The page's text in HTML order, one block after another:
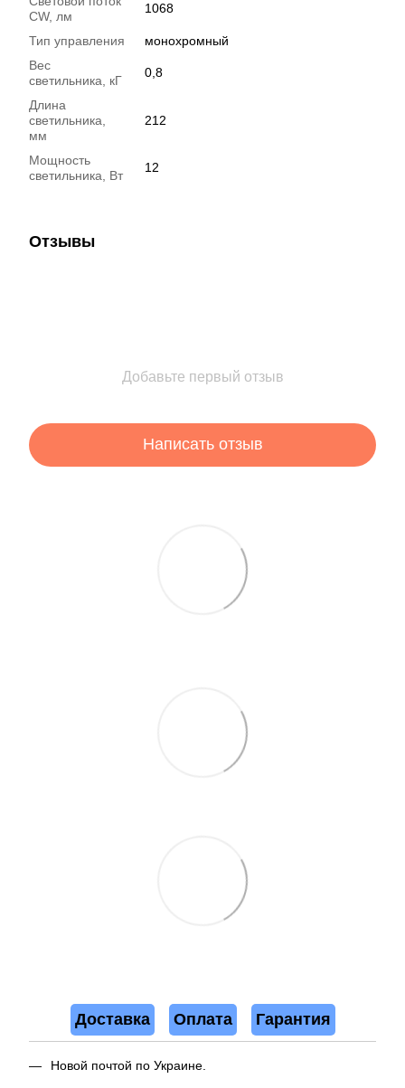
CW, лм
1068
Тип управления
монохромный
Вес
светильника, кГ
0,8
Длина
светильника,
мм
212
Мощность
светильника, Вт
12
Отзывы
Добавьте первый отзыв
Написать отзыв
Доставка Оплата Гарантия
Новой почтой по Украине.